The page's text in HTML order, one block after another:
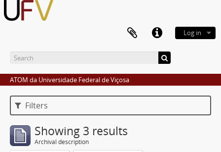
Log in
ATOM da Universidade Federal de Viçosa
Filters
Showing 3 results
Archival description